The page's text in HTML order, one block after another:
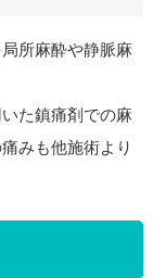
所麻酔や静脈麻
た鎮痛剤での麻
みも他施術より